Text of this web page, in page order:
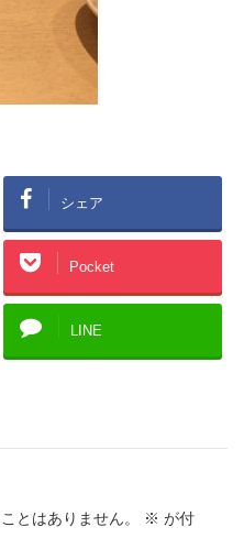
シェア
Pocket
LINE
とはありません。 ※ が付